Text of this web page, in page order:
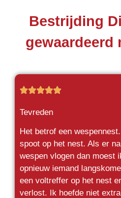
Bestrijding
gewaardeerd

Tevreden
Het betrof een
spoot op het nest. Als er
wespen vlogen dan moest
opnieuw iemand
een voltreffer op het nest
verlost. Ik hoefde niet